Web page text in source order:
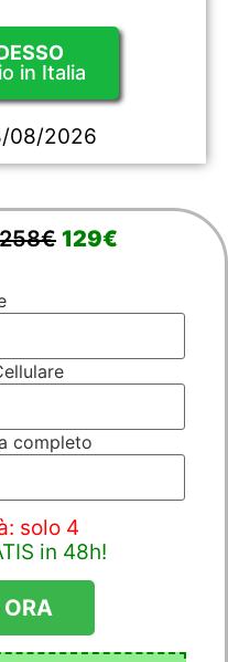
in Italia
08/2026
258€ 129€
completo
solo 4
in 48h!